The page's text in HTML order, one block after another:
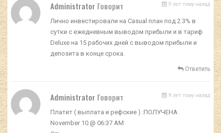
Administrator Говорит 9 лет тому назад
Лично инвестировали на Casual план под 2.3% в
сутки с ежедневным выводом прибыли и в тариф
Deluxe на 15 рабочих дней с выводом прибыли и
депозита в конце срока.
Ответить
Administrator Говорит 9 лет тому назад
Платит ( выплата и рефские ) :ПОЛУЧЕНА
November 10 @ 06:37 AM